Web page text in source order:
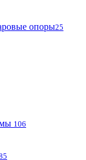
опоры25
106